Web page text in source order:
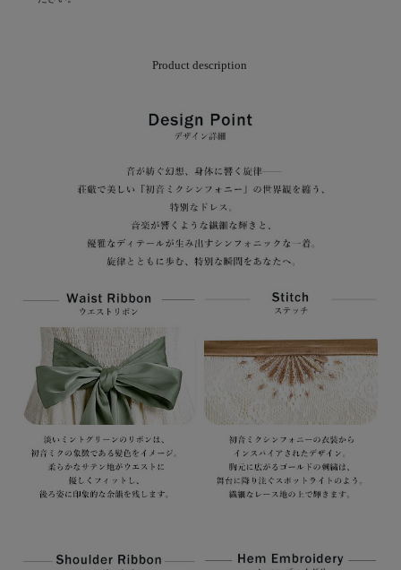
Product description